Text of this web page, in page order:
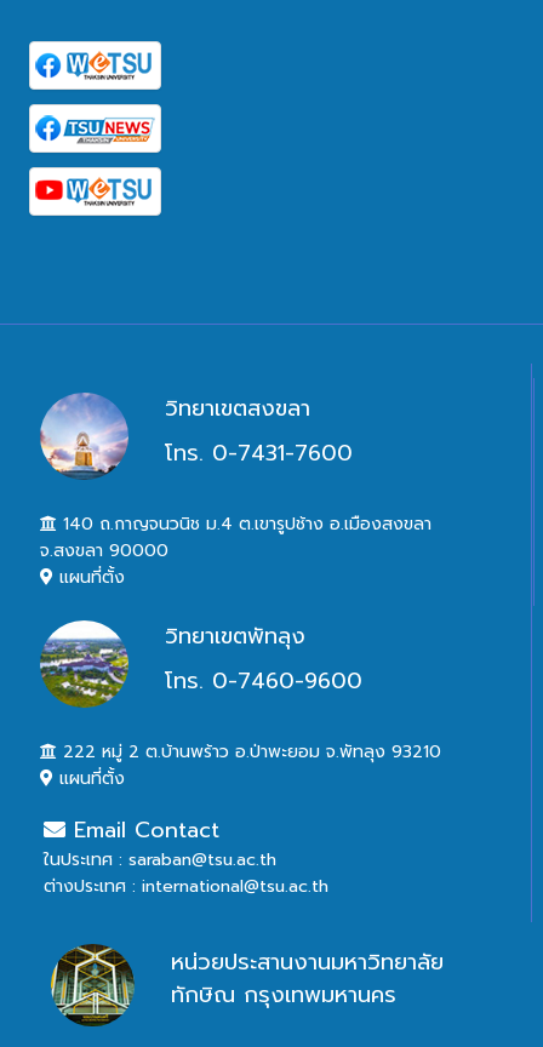
วิทยาเขตสงขลา
โทร. 0-7431-7600
140 ถ.กาญจนวนิช ม.4 ต.เขารูปช้าง อ.เมืองสงขลา
จ.สงขลา 90000
แผนที่ตั้ง
วิทยาเขตพัทลุง
โทร. 0-7460-9600
222 หมู่ 2 ต.บ้านพร้าว อ.ป่าพะยอม จ.พัทลุง 93210
แผนที่ตั้ง
Email Contact
ในประเทศ : saraban@tsu.ac.th
ต่างประเทศ : international@tsu.ac.th
หน่วยประสานงานมหาวิทยาลัย
ทักษิณ กรุงเทพมหานคร